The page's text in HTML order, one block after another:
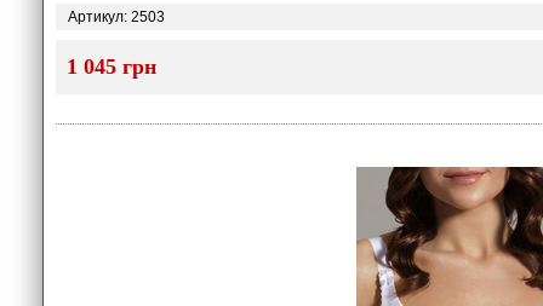
Артикул: 2503
1 045 грн